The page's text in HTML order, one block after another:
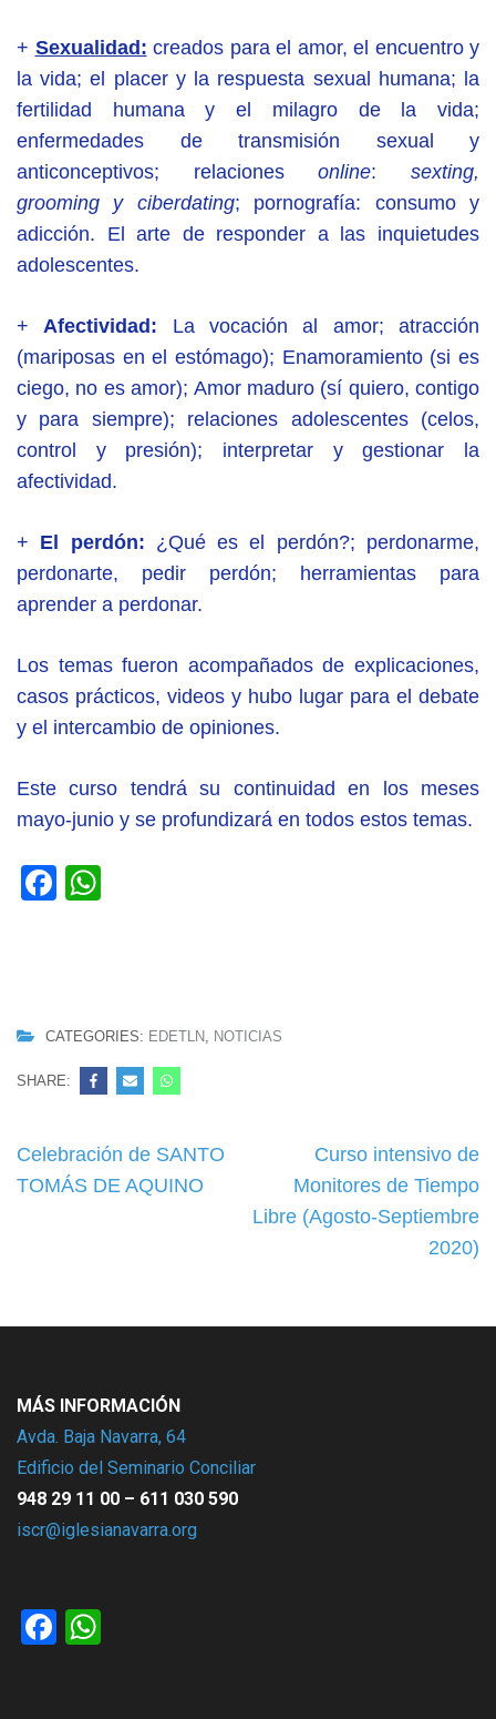
+ Sexualidad: creados para el amor, el encuentro y
la vida; el placer y la respuesta sexual humana; la
fertilidad humana y el milagro de la vida;
enfermedades de transmisión sexual y
anticonceptivos; relacionesonline:sexting,
grooming y ciberdating; pornografía: consumo y
adicción. El arte de responder a las inquietudes
adolescentes.
+Afectividad: La vocación al amor; atracción
(mariposas en el estómago); Enamoramiento (si es
ciego, no es amor); Amor maduro (sí quiero, contigo
y para siempre); relaciones adolescentes (celos,
control y presión); interpretar y gestionar la
afectividad.
+ El perdón: ¿Qué es el perdón?; perdonarme,
perdonarte, pedir perdón; herramientas para
aprender a perdonar.
Los temas fueron acompañados de explicaciones,
casos prácticos, videos y hubo lugar para el debate
y el intercambio de opiniones.
Este curso tendrá su continuidad en los meses
mayo-junio y se profundizará en todos estos temas.
Facebook
CATEGORIES: EDETLN, NOTICIAS
SHARE:
Navegación
de
Celebración de SANTO
TOMÁS DE AQUINO
Curso intensivo de
Monitores de Tiempo
Libre (Agosto-Septiembre
2020)
MÁS INFORMACIÓN
Avda. Baja Navarra, 64
Edificio del Seminario Conciliar
948 29 11 00 – 611 030 590
iscr@iglesianavarra.org
Facebook